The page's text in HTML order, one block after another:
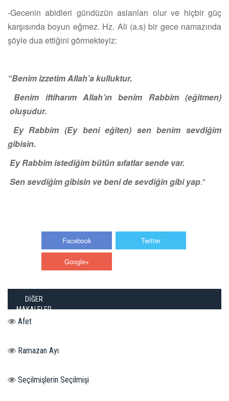
-Gecenin abidleri gündüzün aslanları olur ve hiçbir güç
karşısında boyun eğmez. Hz. Ali (a.s) bir gece namazında
şöyle dua ettiğini görmekteyiz:
“Benim izzetim Allah’a kulluktur.
Benim iftiharım Allah’ın benim Rabbim (eğitmen)
oluşudur.
Ey Rabbim (Ey beni eğiten) sen benim sevdiğim
gibisin.
Ey Rabbim istediğim bütün sıfatlar sende var.
Sen sevdiğim gibisin ve beni de sevdiğin gibi yap."
Facebook Twitter
Google+
DİĞER
MAKALELER
Afet
Ramazan Ayı
Seçilmişlerin Seçilmişi